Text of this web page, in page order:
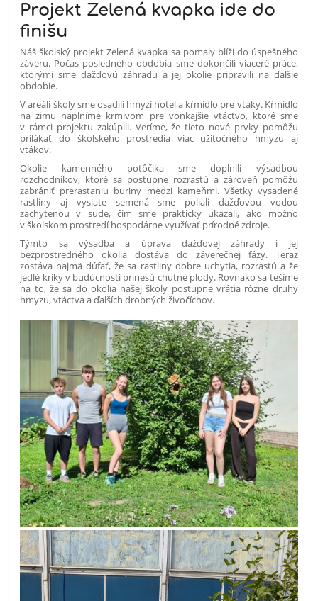
Projekt Zelená kvapka ide do
finišu
Náš školský projekt Zelená kvapka sa pomaly blíži do úspešného
záveru. Počas posledného obdobia sme dokončili viaceré práce,
ktorými sme dažďovú záhradu a jej okolie pripravili na ďalšie
obdobie.
V areáli školy sme osadili hmyzí hotel a kŕmidlo pre vtáky. Kŕmidlo
na zimu naplníme krmivom pre vonkajšie vtáctvo, ktoré sme
v rámci projektu zakúpili. Veríme, že tieto nové prvky pomôžu
prilákať do školského prostredia viac užitočného hmyzu aj
vtákov.
Okolie kamenného potôčika sme doplnili výsadbou
rozchodníkov, ktoré sa postupne rozrastú a zároveň pomôžu
zabrániť prerastaniu buriny medzi kameňmi. Všetky vysadené
rastliny aj vysiate semená sme poliali dažďovou vodou
zachytenou v sude, čím sme prakticky ukázali, ako možno
v školskom prostredí hospodárne využívať prírodné zdroje.
Týmto sa výsadba a úprava dažďovej záhrady i jej
bezprostredného okolia dostáva do záverečnej fázy. Teraz
zostáva najmä dúfať, že sa rastliny dobre uchytia, rozrastú a že
jedlé kríky v budúcnosti prinesú chutné plody. Rovnako sa tešíme
na to, že sa do okolia našej školy postupne vrátia rôzne druhy
hmyzu, vtáctva a ďalších drobných živočíchov.